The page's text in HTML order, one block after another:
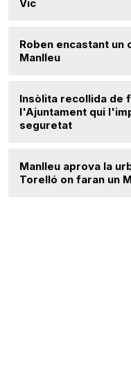
Vic
Roben encastant un
Manlleu
Insòlita recollida de
l'Ajuntament qui
seguretat
Manlleu aprova la
Torelló on faran un